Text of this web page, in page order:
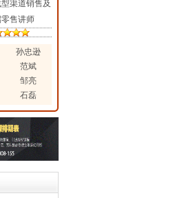
渠道销售及
售讲师
孙忠逊
范斌
邹亮
石磊